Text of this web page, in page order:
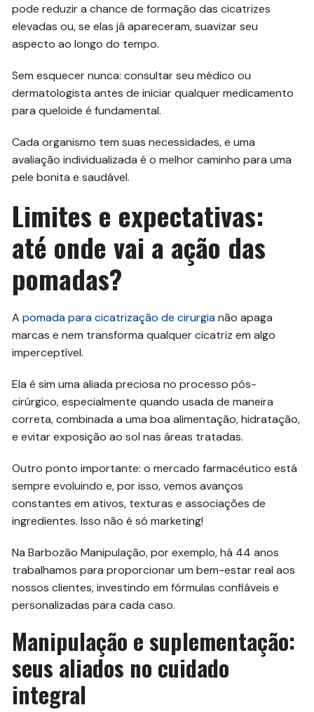
pode reduzir a chance de formação das cicatrizes
elevadas ou, se elas já apareceram, suavizar seu
aspecto ao longo do tempo.
Sem esquecer nunca: consultar seu médico ou
dermatologista antes de iniciar qualquer medicamento
para queloide é fundamental.
Cada organismo tem suas necessidades, e uma
avaliação individualizada é o melhor caminho para uma
pele bonita e saudável.
Limites e expectativas:
até onde vai a ação das
pomadas?
Apomada para cicatrização de cirurgianão apaga
marcas e nem transforma qualquer cicatriz em algo
imperceptível.
Ela é sim uma aliada preciosa no processo pós-
cirúrgico, especialmente quando usada de maneira
correta, combinada a uma boa alimentação, hidratação,
e evitar exposição ao sol nas áreas tratadas.
Outro ponto importante: o mercado farmacêutico está
sempre evoluindo e, por isso, vemos avanços
constantes em ativos, texturas e associações de
ingredientes. Isso não é só marketing!
Na Barbozão Manipulação, por exemplo, há 44 anos
trabalhamos para proporcionar um bem-estar real aos
nossos clientes, investindo em fórmulas confiáveis e
personalizadas para cada caso.
Manipulação e suplementação:
seus aliados no cuidado
integral